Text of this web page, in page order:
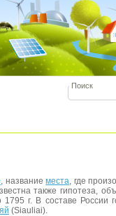
, названиеместа, где
также гипотеза,
г. В составе России
(Siauliai).